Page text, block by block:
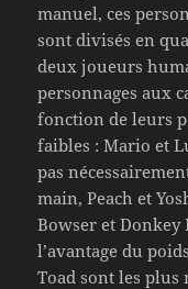
manuel, ces
sont divisés en
deux joueurs
personnages aux
fonction de leurs
faibles : Mario et
pas
main, Peach et
Bowser et Donkey
l’avantage du
Toad sont les